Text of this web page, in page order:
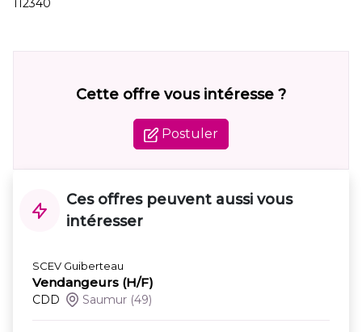
112340
Cette offre vous intéresse ?
Postuler
Ces offres peuvent aussi vous
intéresser
SCEV Guiberteau
Vendangeurs (H/F)
CDD Saumur (49)